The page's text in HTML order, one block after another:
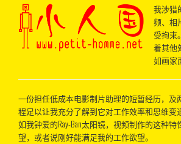
我涉猎
频、相
受拘束
着其他
如画家
一份担任低成本电影制片助理的短暂经历，及
程足以让我充分了解到它对工作效率和思维变
如我钟爱的Ray-Ban太阳镜，视频制作的这种
望，或者说刚好能满足我的工作欲望。